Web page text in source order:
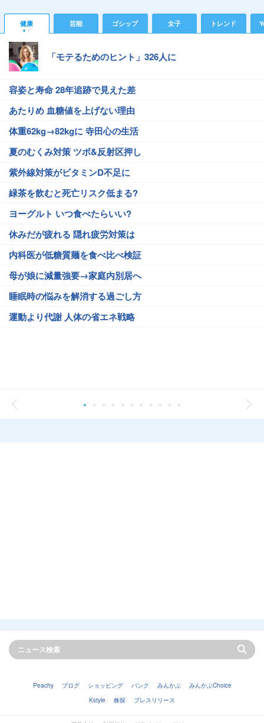
健康 芸能 ゴシップ 女子 トレンド
「モテるためのヒント」326人に
容姿と寿命 28年追跡で見えた差
あたりめ 血糖値を上げない理由
体重62kg→82kgに 寺田心の生活
夏のむくみ対策 ツボ&反射区押し
紫外線対策がビタミンD不足に
緑茶を飲むと死亡リスク低まる?
ヨーグルト いつ食べたらいい?
休みだが疲れる 隠れ疲労対策は
内科医が低糖質麺を食べ比べ検証
母が娘に減量強要→家庭内別居へ
睡眠時の悩みを解消する過ごし方
運動より代謝 人体の省エネ戦略
Peachy ブログ ショッピング バンク みんかぶ
みんかぶChoice
Kstyle
株探 プレスリリース